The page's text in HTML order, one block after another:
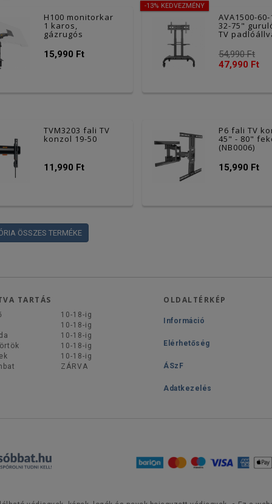
H100 monitorkar
1 karos,
gázrugós
15,990 Ft
-13% KEDVEZMÉNY
AVA1500-60-
32-75"
TV
54,990 Ft
47,990 Ft
TVM3203 fali TV
konzol 19-50
11,990 Ft
P6 fali TV
45" - 80"
(NB0006)
15,990 Ft
ÖSSZES TERMÉKE
TARTÁS
10-18-ig
10-18-ig
10-18-ig
10-18-ig
10-18-ig
ZÁRVA
OLDALTÉRKÉP
Információ
Elérhetőség
ÁSzF
Adatkezelés